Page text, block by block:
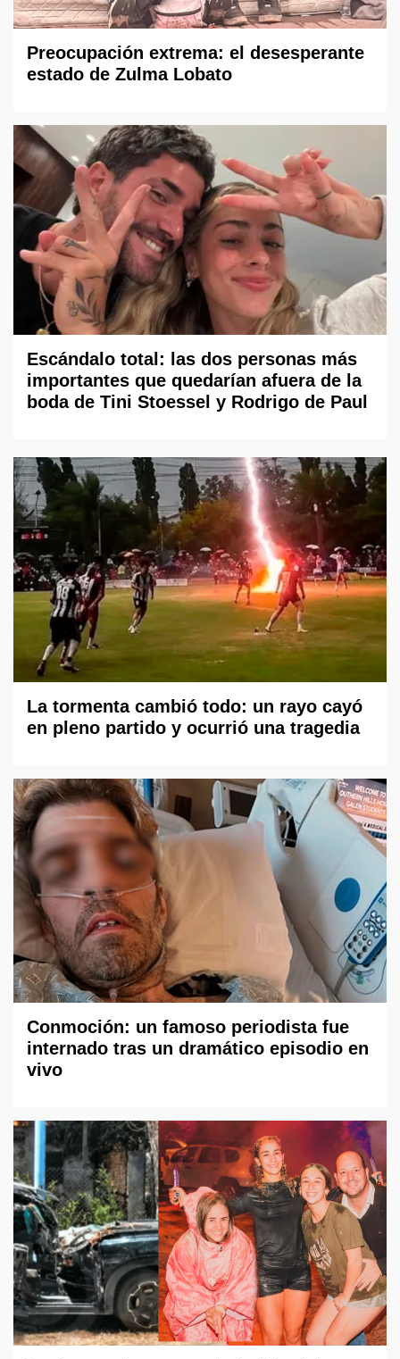
Preocupación extrema: el desesperante
estado de Zulma Lobato
Escándalo total: las dos personas más
importantes que quedarían afuera de la
boda de Tini Stoessel y Rodrigo de Paul
La tormenta cambió todo: un rayo cayó
en pleno partido y ocurrió una tragedia
Conmoción: un famoso periodista fue
internado tras un dramático episodio en
vivo